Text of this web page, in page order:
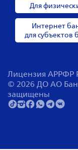
Для
Интернет
для субъектов
Лицензия АРРФР
© 2026 ДО АО
защищены